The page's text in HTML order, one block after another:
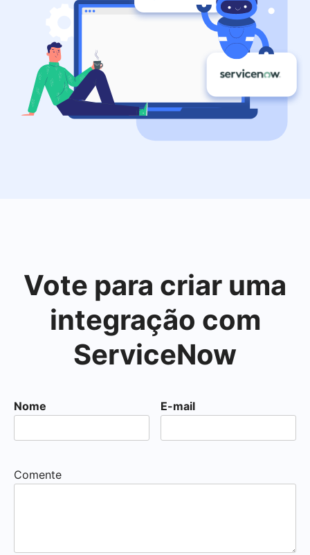
Vote para criar uma
integração com
ServiceNow
Nome E-mail
Comente